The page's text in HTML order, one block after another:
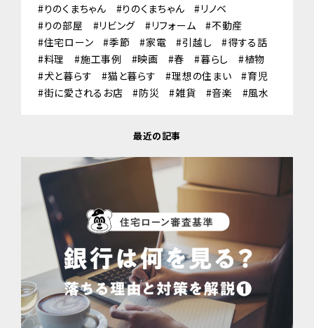
りのくまちゃん
りのくまちゃん
リノベ
りの部屋
リビング リフォーム
不動産
住宅ローン
季節 家電 引越し
得する話
料理
施工事例 映画 春 暮らし
植物
犬と暮らす
猫と暮らす 理想の住まい
育児
街に愛されるお店
防災 雑貨 音楽 風水
最近の記事